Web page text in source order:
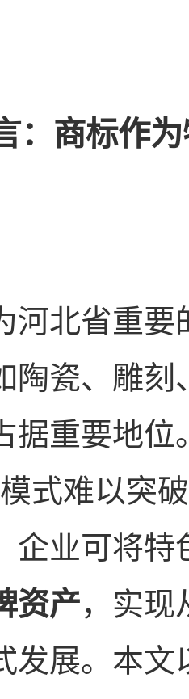
：商标作
河北省重要
陶瓷、雕
据重要地位
式难以突
企业可将特
资产，实现
发展。本